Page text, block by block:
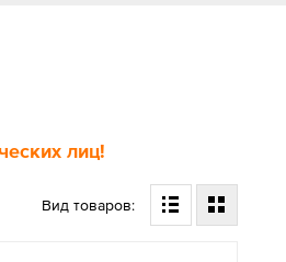
лиц!
Вид товаров: